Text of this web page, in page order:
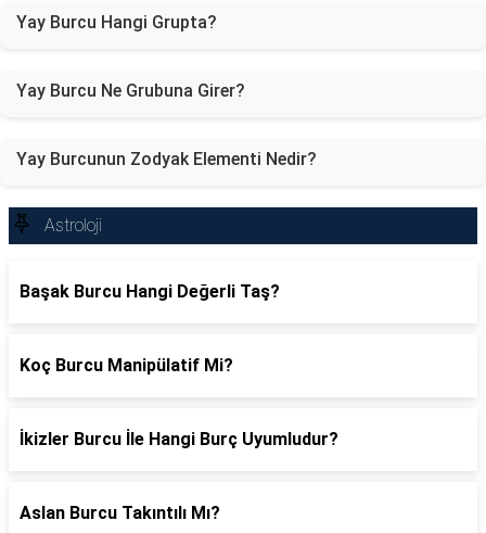
Yay Burcu Hangi Grupta?
Yay Burcu Ne Grubuna Girer?
Yay Burcunun Zodyak Elementi Nedir?
Astroloji
Başak Burcu Hangi Değerli Taş?
Koç Burcu Manipülatif Mi?
İkizler Burcu İle Hangi Burç Uyumludur?
Aslan Burcu Takıntılı Mı?